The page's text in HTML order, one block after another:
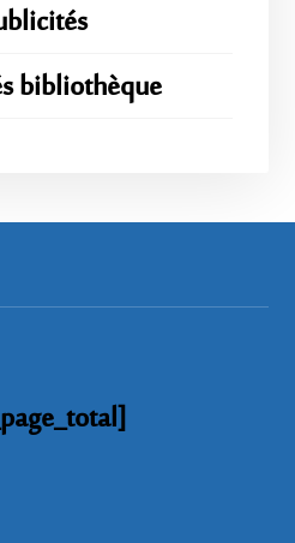
bibliothèque